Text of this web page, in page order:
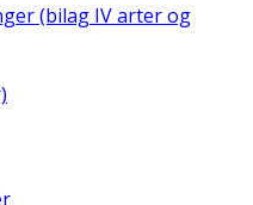
(bilag IV arter og